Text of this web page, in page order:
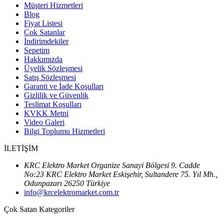
Müşteri Hizmetleri
Blog
Fiyat Listesi
Çok Satanlar
İndirimdekiler
Sepetim
Hakkımızda
Üyelik Sözleşmesi
Satış Sözleşmesi
Garanti ve İade Koşulları
Gizlilik ve Güvenlik
Teslimat Koşulları
KVKK Metni
Video Galeri
Bilgi Toplumu Hizmetleri
İLETİŞİM
KRC Elektro Market Organize Sanayi Bölgesi 9. Cadde
No:23 KRC Elektro Market Eskişehir, Sultandere 75. Yıl Mh.,
Odunpazarı 26250 Türkiye
info@krcelektromarket.com.tr
Çok Satan Kategoriler